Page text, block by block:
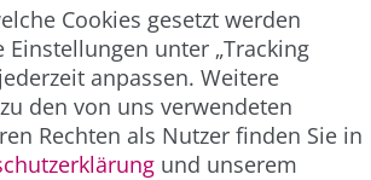
Cookies gesetzt werden
unter „Tracking
anpassen. Weitere
den von uns verwendeten
Rechten als Nutzer finden Sie in
und unserem